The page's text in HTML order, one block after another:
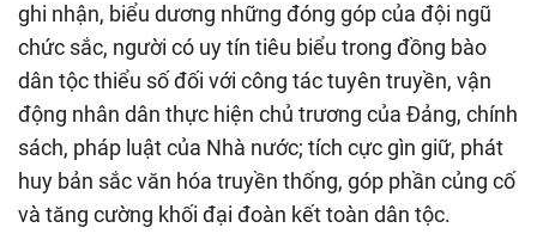
ghi nhận, biểu dương những đóng góp của đội ngũ
chức sắc, người có uy tín tiêu biểu trong đồng bào
dân tộc thiểu số đối với công tác tuyên truyền, vận
động nhân dân thực hiện chủ trương của Đảng, chính
sách, pháp luật của Nhà nước; tích cực gìn giữ, phát
huy bản sắc văn hóa truyền thống, góp phần củng cố
và tăng cường khối đại đoàn kết toàn dân tộc.